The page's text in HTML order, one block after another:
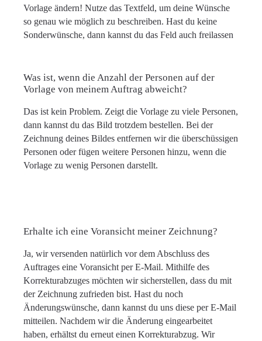
Vorlage ändern! Nutze das Textfeld, um deine Wünsche
so genau wie möglich zu beschreiben. Hast du keine
Sonderwünsche, dann kannst du das Feld auch freilassen
Was ist, wenn die Anzahl der Personen auf der
Vorlage von meinem Auftrag abweicht?
Das ist kein Problem. Zeigt die Vorlage zu viele Personen,
dann kannst du das Bild trotzdem bestellen. Bei der
Zeichnung deines Bildes entfernen wir die überschüssigen
Personen oder fügen weitere Personen hinzu, wenn die
Vorlage zu wenig Personen darstellt.
Erhalte ich eine Voransicht meiner Zeichnung?
Ja, wir versenden natürlich vor dem Abschluss des
Auftrages eine Voransicht per E-Mail. Mithilfe des
Korrekturabzuges möchten wir sicherstellen, dass du mit
der Zeichnung zufrieden bist. Hast du noch
Änderungswünsche, dann kannst du uns diese per E-Mail
mitteilen. Nachdem wir die Änderung eingearbeitet
haben, erhältst du erneut einen Korrekturabzug. Wir